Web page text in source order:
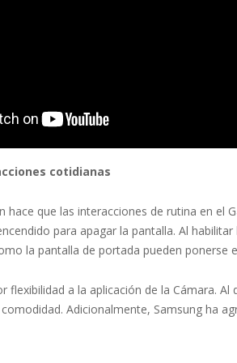
cotidianas
hace que las interacciones de rutina en el
para apagar la pantalla. Al
la pantalla de portada pueden
flexibilidad a la aplicación de la Cámara.
Adicionalmente, Samsung ha